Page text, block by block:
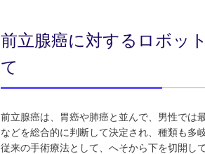
前立腺癌に対するロボッ
て
前立腺癌は、胃癌や肺癌と並んで、男性では
などを総合的に判断して決定され、種類も多
従来の手術療法として、へそから下を切開し